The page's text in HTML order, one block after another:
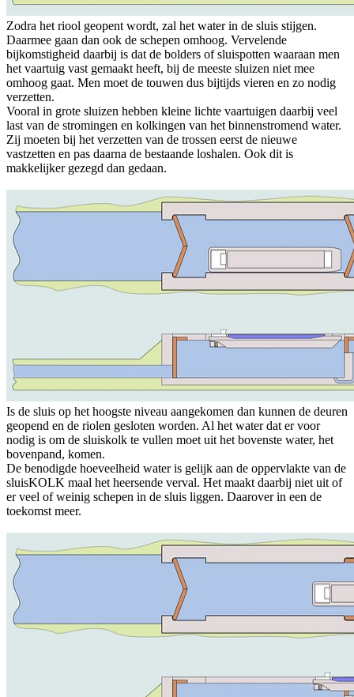
Zodra het riool geopent wordt, zal het water in de sluis stijgen.
Daarmee gaan dan ook de schepen omhoog. Vervelende
bijkomstigheid daarbij is dat de bolders of sluispotten waaraan men
het vaartuig vast gemaakt heeft, bij de meeste sluizen niet mee
omhoog gaat. Men moet de touwen dus bijtijds vieren en zo nodig
verzetten.
Vooral in grote sluizen hebben kleine lichte vaartuigen daarbij veel
last van de stromingen en kolkingen van het binnenstromend water.
Zij moeten bij het verzetten van de trossen eerst de nieuwe
vastzetten en pas daarna de bestaande loshalen. Ook dit is
makkelijker gezegd dan gedaan.
Is de sluis op het hoogste niveau aangekomen dan kunnen de deuren
geopend en de riolen gesloten worden. Al het water dat er voor
nodig is om de sluiskolk te vullen moet uit het bovenste water, het
bovenpand, komen.
De benodigde hoeveelheid water is gelijk aan de oppervlakte van de
sluisKOLK maal het heersende verval. Het maakt daarbij niet uit of
er veel of weinig schepen in de sluis liggen. Daarover in een de
toekomst meer.